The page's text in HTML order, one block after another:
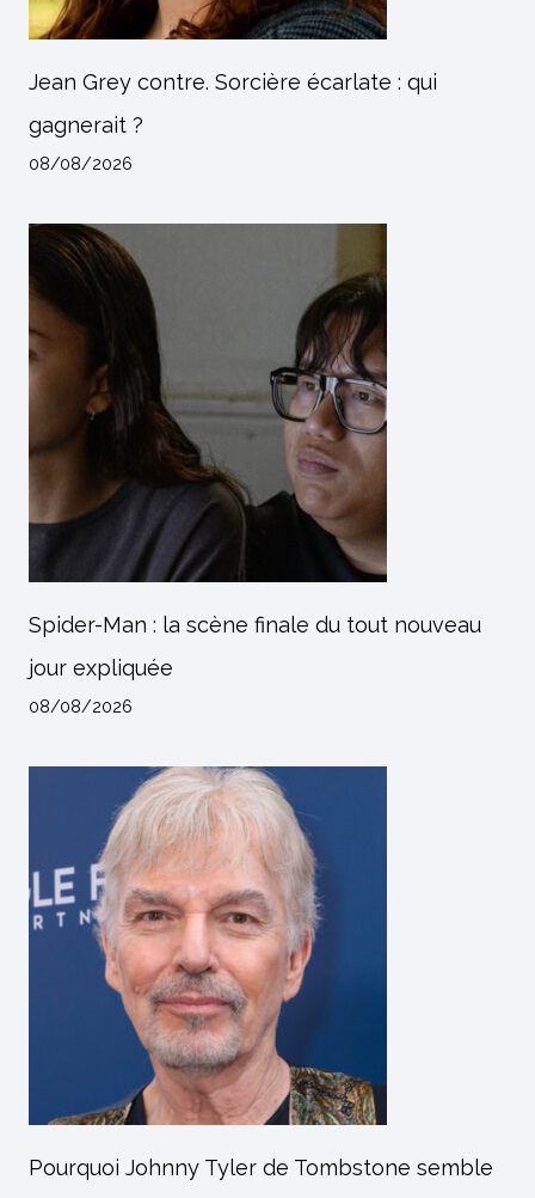
Jean Grey contre. Sorcière écarlate : qui
gagnerait ?
08/08/2026
Spider-Man : la scène finale du tout nouveau
jour expliquée
08/08/2026
Pourquoi Johnny Tyler de Tombstone semble